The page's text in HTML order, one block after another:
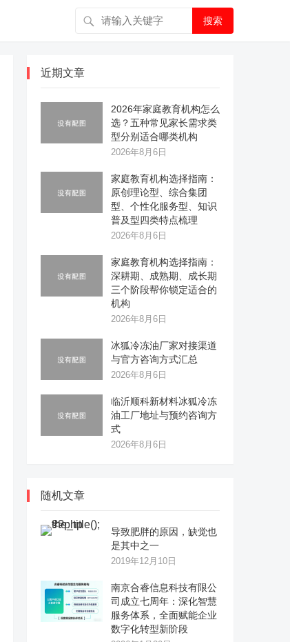
搜索
近期文章
2026年家庭教育机构怎么
选？五种常见家长需求类
型分别适合哪类机构
2026年8月6日
家庭教育机构选择指南：
原创理论型、综合集团
型、个性化服务型、知识
普及型四类特点梳理
2026年8月6日
家庭教育机构选择指南：
深耕期、成熟期、成长期
三个阶段帮你锁定适合的
机构
2026年8月6日
冰狐冷冻油厂家对接渠道
与官方咨询方式汇总
2026年8月6日
临沂顺科新材料冰狐冷冻
油工厂地址与预约咨询方
式
2026年8月6日
随机文章
导致肥胖的原因，缺觉也
是其中之一
2019年12月10日
南京合睿信息科技有限公
司成立七周年：深化智慧
服务体系，全面赋能企业
数字化转型新阶段